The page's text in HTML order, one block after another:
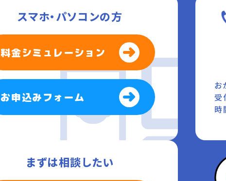
スマホ・パソコンの方
料金シミュレーション
お申込みフォーム
お
受
時
まずは相談したい